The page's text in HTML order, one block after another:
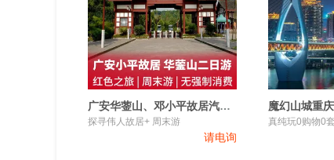
广安华蓥山、邓小平故居汽车2日游
探寻伟人故居+ 周末游
请电询
魔幻山城重
真纯玩0购物0